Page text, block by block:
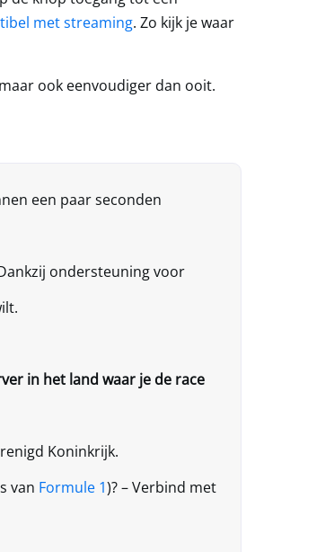
met streaming. Zo kijk je waar
ook eenvoudiger dan ooit.
een paar seconden
ondersteuning voor
in het land waar je de race
Koninkrijk.
van Formule 1)? – Verbind met